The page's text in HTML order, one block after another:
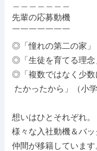
先輩の応募動機
￣￣￣￣￣￣￣
◎「憧れの第二の家」
◎「生徒を育てる理念
◎「複数ではなく少数
想いはひとそれぞれ。
様々な入社動機＆バ
仲間が移籍しています